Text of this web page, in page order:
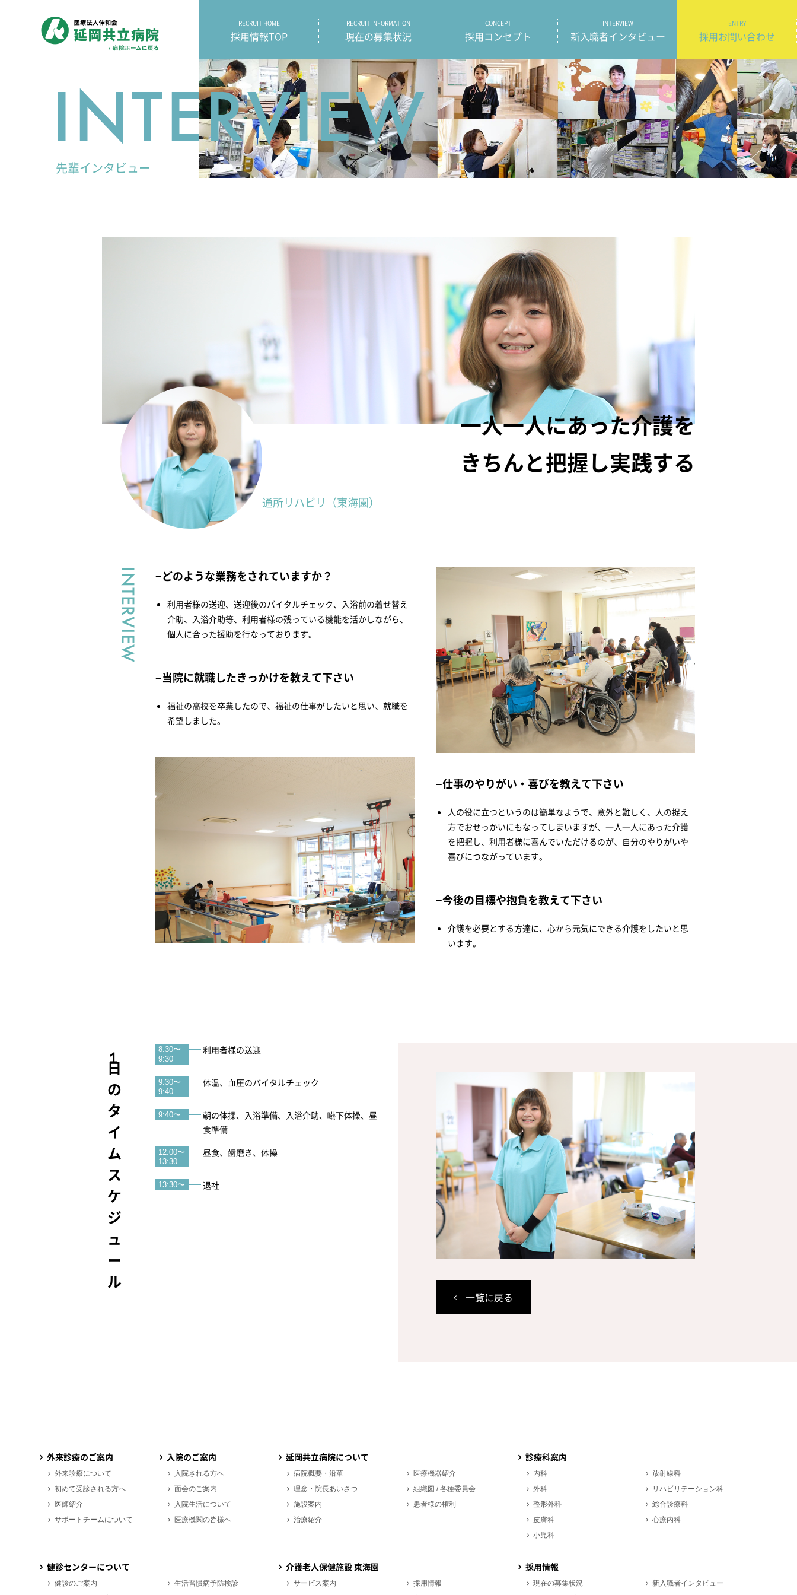
RECRUIT HOME
採用情報TOP
RECRUIT INFORMATION
現在の募集状況
CONCEPT
採用コンセプト
INTERVIEW
新入職者インタビュー
ENTRY
採用お問い合わせ
先輩インタビュー
一人一人にあった介護を
きちんと把握し実践する
通所リハビリ（東海園）
どのような業務をされていますか？
利用者様の送迎、送迎後のバイタルチェック、入浴前の着せ替え
介助、入浴介助等、利用者様の残っている機能を活かしながら、
個人に合った援助を行なっております。
当院に就職したきっかけを教えて下さい
福祉の高校を卒業したので、福祉の仕事がしたいと思い、就職を
希望しました。
仕事のやりがい・喜びを教えて下さい
人の役に立つというのは簡単なようで、意外と難しく、人の捉え
方でおせっかいにもなってしまいますが、一人一人にあった介護
を把握し、利用者様に喜んでいただけるのが、自分のやりがいや
喜びにつながっています。
今後の目標や抱負を教えて下さい
介護を必要とする方達に、心から元気にできる介護をしたいと思
います。
１日のタイムスケジュール
8:30〜
9:30
利用者様の送迎
9:30〜
9:40
体温、血圧のバイタルチェック
9:40〜
朝の体操、入浴準備、入浴介助、嚥下体操、昼
食準備
12:00〜
13:30
昼食、歯磨き、体操
13:30〜 退社
一覧に戻る
外来診療のご案内
外来診療について
初めて受診される方へ
医師紹介
サポートチームについて
入院のご案内
入院される方へ
面会のご案内
入院生活について
医療機関の皆様へ
延岡共立病院について
病院概要・沿革
理念・院長あいさつ
施設案内
治療紹介
医療機器紹介
組織図 / 各種委員会
患者様の権利
診療科案内
内科
外科
整形外科
皮膚科
小児科
放射線科
リハビリテーション科
総合診療科
心療内科
健診センターについて
健診のご案内
生活習慣病予防検診
介護老人保健施設 東海園
サービス案内
採用情報
採用情報
現在の募集状況
新入職者インタビュー